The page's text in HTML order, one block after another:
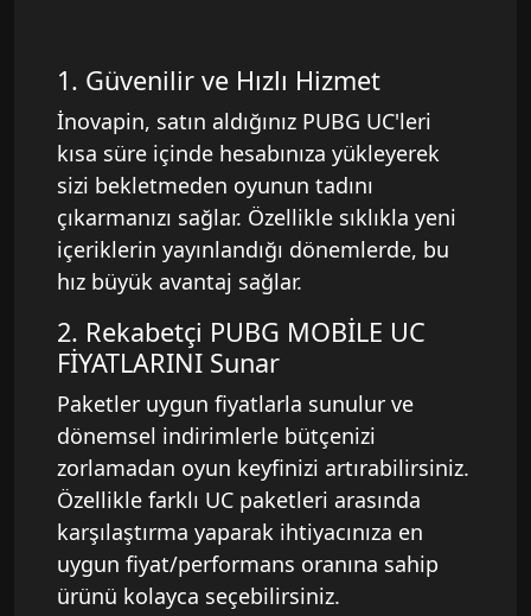
1. Güvenilir ve Hızlı Hizmet
İnovapin, satın aldığınız PUBG UC'leri
kısa süre içinde hesabınıza yükleyerek
sizi bekletmeden oyunun tadını
çıkarmanızı sağlar. Özellikle sıklıkla yeni
içeriklerin yayınlandığı dönemlerde, bu
hız büyük avantaj sağlar.
2. Rekabetçi PUBG MOBİLE UC
FİYATLARINI Sunar
Paketler uygun fiyatlarla sunulur ve
dönemsel indirimlerle bütçenizi
zorlamadan oyun keyfinizi artırabilirsiniz.
Özellikle farklı UC paketleri arasında
karşılaştırma yaparak ihtiyacınıza en
uygun fiyat/performans oranına sahip
ürünü kolayca seçebilirsiniz.